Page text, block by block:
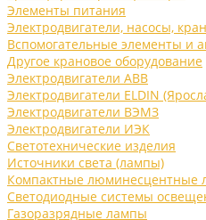
Элементы питания
Электродвигатели, насосы,
Вспомогательные элементы и
Другое крановое оборудование
Электродвигатели ABB
Электродвигатели ELDIN
Электродвигатели ВЭМЗ
Электродвигатели ИЭК
Светотехнические изделия
Источники света (лампы)
Компактные люминесцентные
Светодиодные системы
Газоразрядные лампы